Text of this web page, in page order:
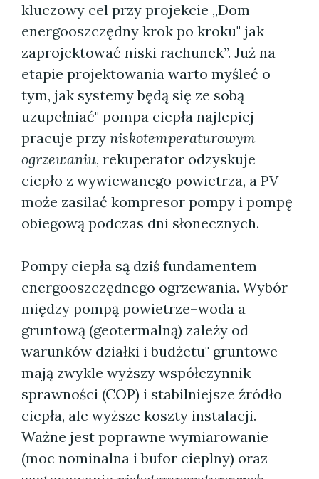
kluczowy cel przy projekcie „Dom
energooszczędny krok po kroku" jak
zaprojektować niski rachunek”. Już na
etapie projektowania warto myśleć o
tym, jak systemy będą się ze sobą
uzupełniać" pompa ciepła najlepiej
pracuje przy niskotemperaturowym
ogrzewaniu, rekuperator odzyskuje
ciepło z wywiewanego powietrza, a PV
może zasilać kompresor pompy i pompę
obiegową podczas dni słonecznych.
Pompy ciepła są dziś fundamentem
energooszczędnego ogrzewania. Wybór
między pompą powietrze–woda a
gruntową (geotermalną) zależy od
warunków działki i budżetu" gruntowe
mają zwykle wyższy współczynnik
sprawności (COP) i stabilniejsze źródło
ciepła, ale wyższe koszty instalacji.
Ważne jest poprawne wymiarowanie
(moc nominalna i bufor cieplny) oraz